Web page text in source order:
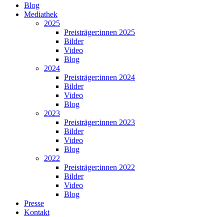
Blog
Mediathek
2025
Preisträger:innen 2025
Bilder
Video
Blog
2024
Preisträger:innen 2024
Bilder
Video
Blog
2023
Preisträger:innen 2023
Bilder
Video
Blog
2022
Preisträger:innen 2022
Bilder
Video
Blog
Presse
Kontakt